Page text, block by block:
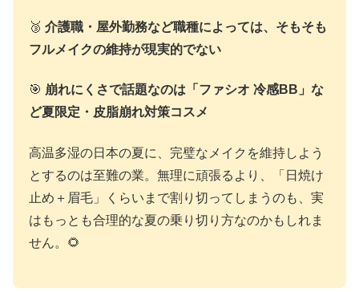
🥉 介護職・屋外勤務など職種によっては、そもそも
フルメイクの維持が現実的でない
🎯 崩れにくさで話題なのは「ファシオ 冷感BB」な
ど夏限定・皮脂崩れ対策コスメ
高温多湿の日本の夏に、完璧なメイクを維持しよう
とするのは至難の業。無理に頑張るより、「日焼け
止め＋眉毛」くらいまで割り切ってしまうのも、実
はもっとも合理的な夏の乗り切り方なのかもしれま
せん。🌻